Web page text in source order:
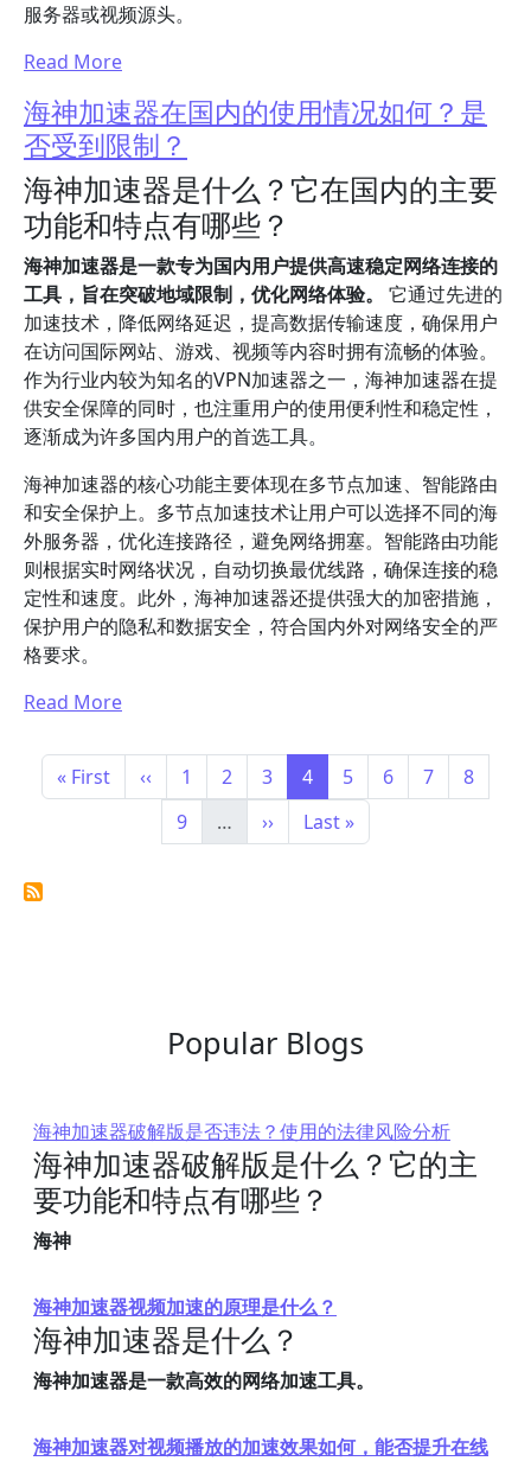
服务器或视频源头。
Read More
海神加速器在国内的使用情况如何？是
否受到限制？
海神加速器是什么？它在国内的主要
功能和特点有哪些？
海神加速器是一款专为国内用户提供高速稳定网络连接的
工具，旨在突破地域限制，优化网络体验。
它通过先进的
加速技术，降低网络延迟，提高数据传输速度，确保用户
在访问国际网站、游戏、视频等内容时拥有流畅的体验。
作为行业内较为知名的VPN加速器之一，海神加速器在提
供安全保障的同时，也注重用户的使用便利性和稳定性，
逐渐成为许多国内用户的首选工具。
海神加速器的核心功能主要体现在多节点加速、智能路由
和安全保护上。多节点加速技术让用户可以选择不同的海
外服务器，优化连接路径，避免网络拥塞。智能路由功能
则根据实时网络状况，自动切换最优线路，确保连接的稳
定性和速度。此外，海神加速器还提供强大的加密措施，
保护用户的隐私和数据安全，符合国内外对网络安全的严
格要求。
Read More
Pagination
First page
« First Previous page
‹‹ Page
1 Page
2 Page
3 Page
4 Page
5 Page
6 Page
7 Page
8
Page
9 … Next page
›› Last page
Last »
Popular Blogs
海神加速器破解版是否违法？使用的法律风险分析
海神加速器破解版是什么？它的主
要功能和特点有哪些？
海神
海神加速器视频加速的原理是什么？
海神加速器是什么？
海神加速器是一款高效的网络加速工具。
海神加速器对视频播放的加速效果如何，能否提升在线